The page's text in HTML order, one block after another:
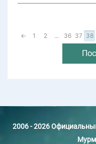
← 1 2 ... 36 37 38
2006 - 2026